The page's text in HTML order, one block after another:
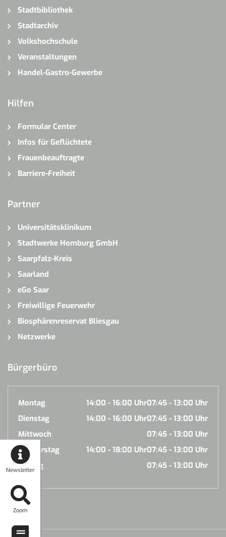
Newsletter
Zoom
Stadtbibliothek
Stadtarchiv
Volkshochschule
Veranstaltungen
Handel-Gastro-Gewerbe
Hilfen
Formular Center
Infos für Geflüchtete
Frauenbeauftragte
Barriere-Freiheit
Partner
Universitätsklinikum
Stadtwerke Homburg GmbH
Saarpfalz-Kreis
Saarland
eGo Saar
Freiwillige Feuerwehr
Biosphärenreservat Bliesgau
Netzwerke
Bürgerbüro
Montag 07:45 - 13:00 Uhr
14:00 - 16:00 Uhr
Dienstag
07:45 - 13:00 Uhr
14:00 - 16:00 Uhr
Mittwoch
07:45 - 13:00 Uhr
Donnerstag
07:45 - 13:00 Uhr
14:00 - 18:00 Uhr
Freitag
07:45 - 13:00 Uhr